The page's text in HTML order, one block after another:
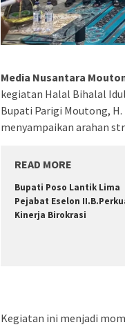
Media Nusantara
kegiatan Halal Bihalal
Bupati Parigi Moutong,
menyampaikan arahan
READ MORE
Bupati Poso Lantik Lima
Pejabat Eselon
Kinerja Birokrasi
Kegiatan ini menjadi